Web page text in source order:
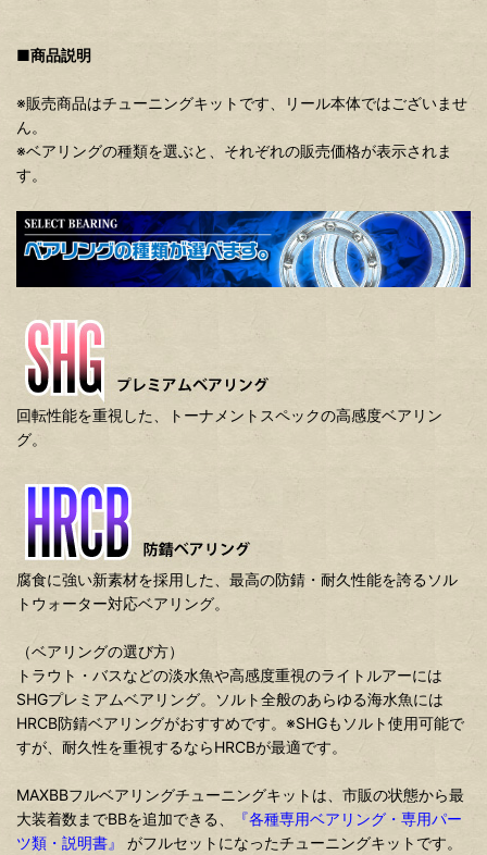
■商品説明
※販売商品はチューニングキットです、リール本体ではございませ
ん。
※ベアリングの種類を選ぶと、それぞれの販売価格が表示されま
す。
回転性能を重視した、トーナメントスペックの高感度ベアリン
グ。
腐食に強い新素材を採用した、最高の防錆・耐久性能を誇るソル
トウォーター対応ベアリング。
（ベアリングの選び方）
トラウト・バスなどの淡水魚や高感度重視のライトルアーには
SHGプレミアムベアリング。ソルト全般のあらゆる海水魚には
HRCB防錆ベアリングがおすすめです。※SHGもソルト使用可能で
すが、耐久性を重視するならHRCBが最適です。
MAXBBフルベアリングチューニングキットは、市販の状態から最
大装着数までBBを追加できる、
『各種専用ベアリング・専用パー
ツ類・説明書』
がフルセットになったチューニングキットです。